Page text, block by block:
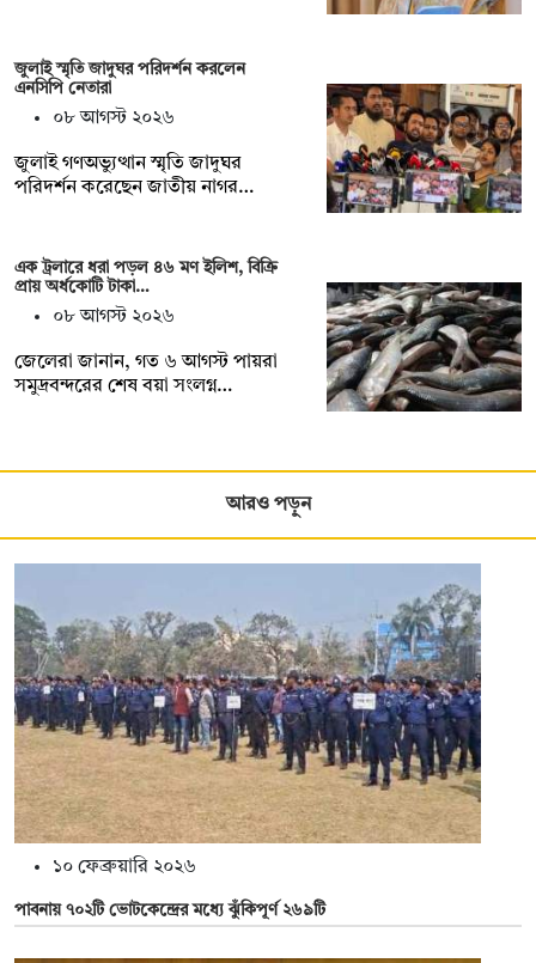
জুলাই স্মৃতি জাদুঘর পরিদর্শন করলেন
এনসিপি নেতারা
০৮ আগস্ট ২০২৬
জুলাই গণঅভ্যুত্থান স্মৃতি জাদুঘর
পরিদর্শন করেছেন জাতীয় নাগর…
এক ট্রলারে ধরা পড়ল ৪৬ মণ ইলিশ, বিক্রি
প্রায় অর্ধকোটি টাকা…
০৮ আগস্ট ২০২৬
জেলেরা জানান, গত ৬ আগস্ট পায়রা
সমুদ্রবন্দরের শেষ বয়া সংলগ্ন…
আরও পড়ুন
১০ ফেব্রুয়ারি ২০২৬
পাবনায় ৭০২টি ভোটকেন্দ্রের মধ্যে ঝুঁকিপূর্ণ ২৬৯টি